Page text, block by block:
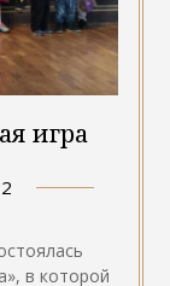
игра
в которой